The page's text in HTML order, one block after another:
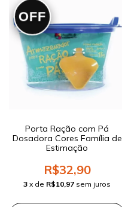
OFF
Porta Ração com Pá
Dosadora Cores Família de
Estimação
R$32,90
3 x de R$10,97 sem juros